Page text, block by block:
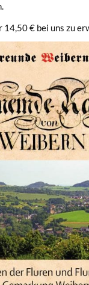
14,50 € bei uns zu